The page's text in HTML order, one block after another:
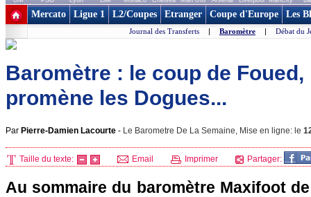
+ de clubs
Mercato Ligue 1 L2/Coupes Etranger Coupe d'Europe Les
Journal des Transferts | Baromètre | Débat du
Baromètre : le coup de
promène les Dogues...
Par Pierre-Damien Lacourte - Le Barometre De La Semaine, Mise en ligne: le
Taille du texte: Email Imprimer Partager:
Au sommaire du baromètre Maxifoot